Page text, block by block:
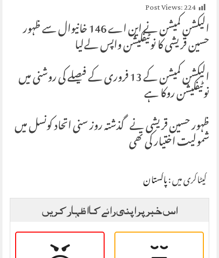
Post Views:224
الیکشن کمیشن نے این اے 146 خانیوال سے ظہورحسین قریشی کا نوٹیفکیشن واپس لےلیا
‏الیکشن کمیشن کے 13 فروری کے فیصلے کی روشنی میں نوٹیفکیشن روکا ہے
‏ظہور حسین قریشی نے گذشتہ روز سنی اتحاد کونسل میں
شمولیت اختیار کی تھی
کیٹاگری میں :پاکستان
اس خبر پر اپنی رائے کا اظہار کریں